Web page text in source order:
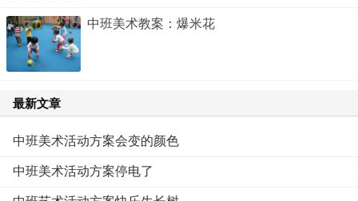
中班美术教案：爆米花
最新文章
中班美术活动方案会变的颜色
中班美术活动方案停电了